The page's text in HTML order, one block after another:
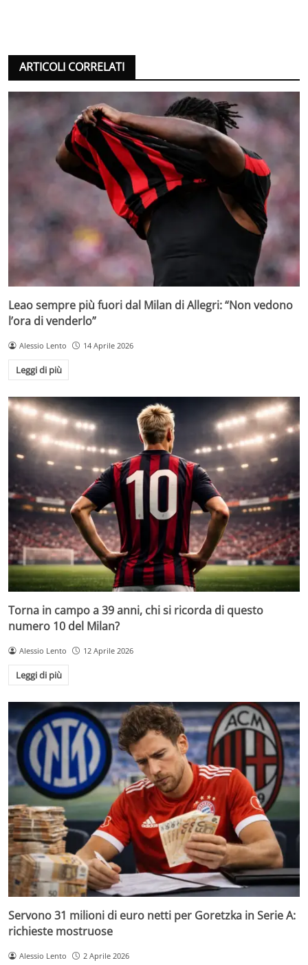
ARTICOLI CORRELATI
Leao sempre più fuori dal Milan di Allegri: “Non vedono
l’ora di venderlo”
Alessio Lento 14 Aprile 2026
Leggi di più
Torna in campo a 39 anni, chi si ricorda di questo
numero 10 del Milan?
Alessio Lento 12 Aprile 2026
Leggi di più
Servono 31 milioni di euro netti per Goretzka in Serie A:
richieste mostruose
Alessio Lento 2 Aprile 2026